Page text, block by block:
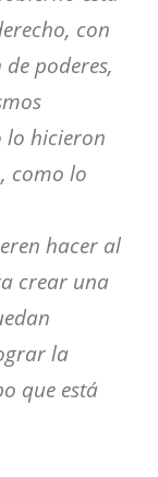
con
poderes,
lo hicieron
como lo
hacer al
crear una
la
que está